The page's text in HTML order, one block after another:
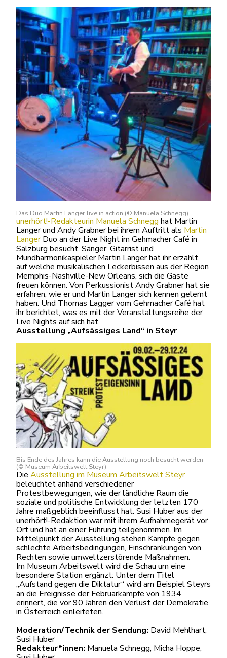
Das Duo Martin Langer live in action (© Manuela Schnegg)
unerhört!-Redakteurin Manuela Schnegg hat Martin
Langer und Andy Grabner bei ihrem Auftritt als Martin
LangerDuo an der Live Night im Gehmacher Café in
Salzburg besucht. Sänger, Gitarrist und
Mundharmonikaspieler Martin Langer hat ihr erzählt,
auf welche musikalischen Leckerbissen aus der Region
Memphis-Nashville-New Orleans, sich die Gäste
freuen können. Von Perkussionist Andy Grabner hat sie
erfahren, wie er und Martin Langer sich kennen gelernt
haben. Und Thomas Lagger vom Gehmacher Café hat
ihr berichtet, was es mit der Veranstaltungsreihe der
Live Nights auf sich hat.
Ausstellung „Aufsässiges Land“ in Steyr
Bis Ende des Jahres kann die Ausstellung noch besucht werden
(© Museum Arbeitswelt Steyr)
Die Ausstellung im Museum Arbeitswelt Steyr
beleuchtet anhand verschiedener
Protestbewegungen, wie der ländliche Raum die
soziale und politische Entwicklung der letzten 170
Jahre maßgeblich beeinflusst hat. Susi Huber aus der
unerhört!-Redaktion war mit ihrem Aufnahmegerät vor
Ort und hat an einer Führung teilgenommen. Im
Mittelpunkt der Ausstellung stehen Kämpfe gegen
schlechte Arbeitsbedingungen, Einschränkungen von
Rechten sowie umweltzerstörende Maßnahmen.
Im Museum Arbeitswelt wird die Schau um eine
besondere Station ergänzt: Unter dem Titel
„Aufstand gegen die Diktatur“ wird am Beispiel Steyrs
an die Ereignisse der Februarkämpfe von 1934
erinnert, die vor 90 Jahren den Verlust der Demokratie
in Österreich einleiteten.
Moderation/Technik der Sendung: David Mehlhart,
Susi Huber
Redakteur*innen: Manuela Schnegg, Micha Hoppe,